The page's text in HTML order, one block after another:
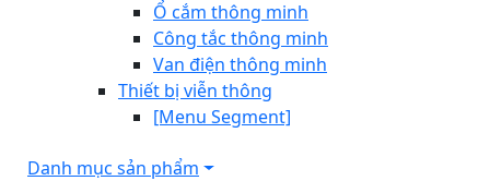
Ổ cắm thông minh
Công tắc thông minh
Van điện thông minh
Thiết bị viễn thông
[Menu Segment]
Danh mục sản phẩm